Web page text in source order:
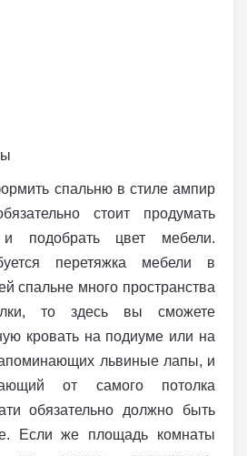
спальню в стиле ампир
стоит продумать
и подобрать цвет мебели.
перетяжка мебели в
спальне много пространства
то здесь вы сможете
кровать на подиуме или на
львиные лапы, и
от самого потолка
обязательно должно быть
Если же площадь комнаты